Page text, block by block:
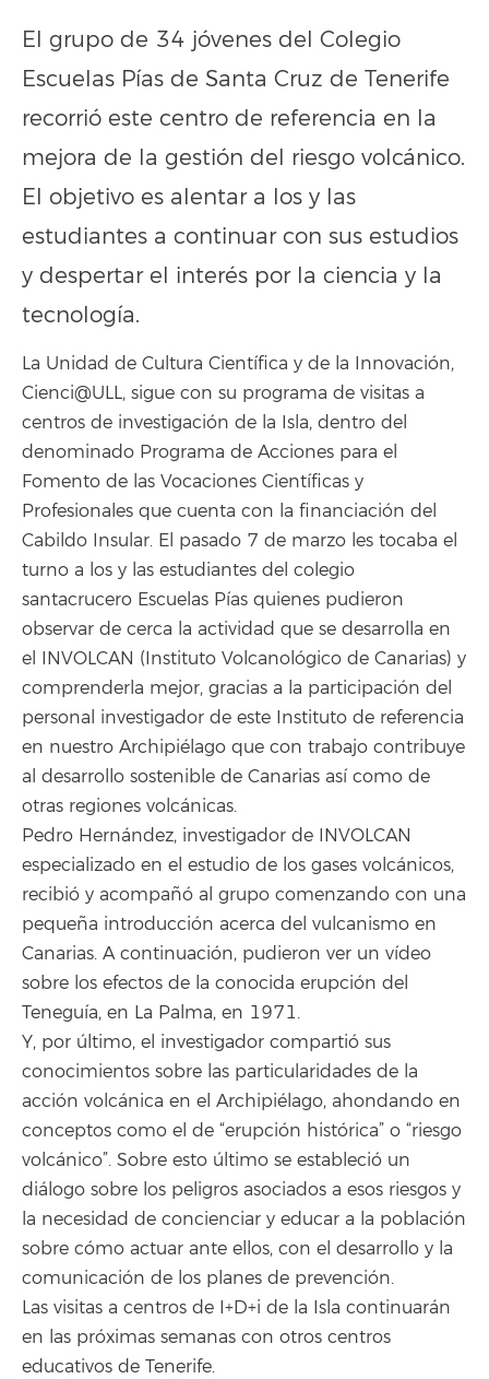
El grupo de 34 jóvenes del Colegio
Escuelas Pías de Santa Cruz de Tenerife
recorrió este centro de referencia en la
mejora de la gestión del riesgo volcánico.
El objetivo es alentar a los y las
estudiantes a continuar con sus estudios
y despertar el interés por la ciencia y la
tecnología.
La Unidad de Cultura Científica y de la Innovación,
Cienci@ULL, sigue con su programa de visitas a
centros de investigación de la Isla, dentro del
denominado Programa de Acciones para el
Fomento de las Vocaciones Científicas y
Profesionales que cuenta con la financiación del
Cabildo Insular. El pasado 7 de marzo les tocaba el
turno a los y las estudiantes del colegio
santacrucero Escuelas Pías quienes pudieron
observar de cerca la actividad que se desarrolla en
el INVOLCAN (Instituto Volcanológico de Canarias) y
comprenderla mejor, gracias a la participación del
personal investigador de este Instituto de referencia
en nuestro Archipiélago que con trabajo contribuye
al desarrollo sostenible de Canarias así como de
otras regiones volcánicas.
Pedro Hernández, investigador de INVOLCAN
especializado en el estudio de los gases volcánicos,
recibió y acompañó al grupo comenzando con una
pequeña introducción acerca del vulcanismo en
Canarias. A continuación, pudieron ver un vídeo
sobre los efectos de la conocida erupción del
Teneguía, en La Palma, en 1971.
Y, por último, el investigador compartió sus
conocimientos sobre las particularidades de la
acción volcánica en el Archipiélago, ahondando en
conceptos como el de “erupción histórica” o “riesgo
volcánico”. Sobre esto último se estableció un
diálogo sobre los peligros asociados a esos riesgos y
la necesidad de concienciar y educar a la población
sobre cómo actuar ante ellos, con el desarrollo y la
comunicación de los planes de prevención.
Las visitas a centros de I+D+i de la Isla continuarán
en las próximas semanas con otros centros
educativos de Tenerife.